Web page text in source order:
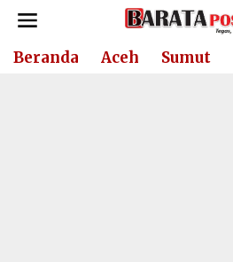
Lewati
konten
Beranda Aceh Sumut